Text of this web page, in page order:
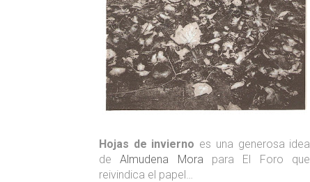
Hojas de invierno es una generosa idea
deAlmudena Mora para El Foro que
reivindica el papel…